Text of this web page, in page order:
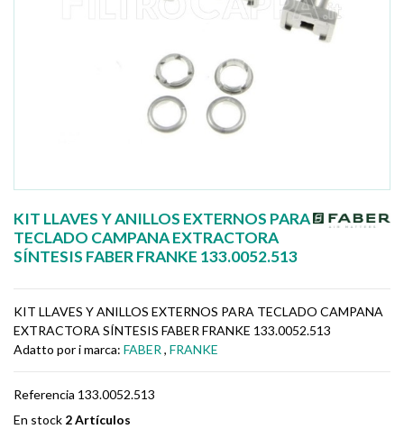
KIT LLAVES Y ANILLOS EXTERNOS PARA
TECLADO CAMPANA EXTRACTORA
SÍNTESIS FABER FRANKE 133.0052.513
KIT LLAVES Y ANILLOS EXTERNOS PARA TECLADO CAMPANA
EXTRACTORA SÍNTESIS FABER FRANKE 133.0052.513
Adatto por i marca: FABER , FRANKE
Referencia 133.0052.513
En stock 2 Artículos